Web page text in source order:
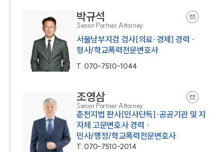
박규석
Senior Partner Attorney
서울남부지검 검사[의료·경제] 경력 ·
형사/학교폭력전문변호사
T.070-7510-1044
조영삼
Senior Partner Attorney
춘천지법 판사[민사단독]·공공기관 및 지
자체 고문변호사 경력 ·
민사/행정/학교폭력전문변호사
T.070-7510-2014